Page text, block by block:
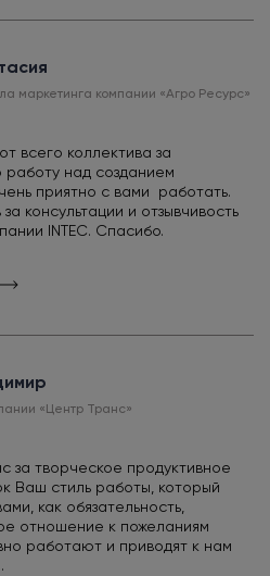
маркетинга компании «Агро Ресурс»
всего коллектива за
над созданием
приятно с вами работать.
консультации и отзывчивость
INTEC. Спасибо.
«Центр Транс»
за творческое продуктивное
Ваш стиль работы, который
как обязательность,
отношение к пожеланиям
работают и приводят к нам